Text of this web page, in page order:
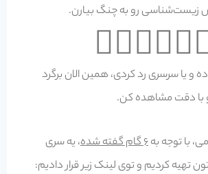
زیست‌شناسی رو به چنگ بیارن.
و یا سرسری رد کردی، همین الان برگرد
با دقت مشاهده کن.
با توجه به6 گام گفته شده
، یه سری
تهیه کردیم و توی لینک زیر قرار دادیم: